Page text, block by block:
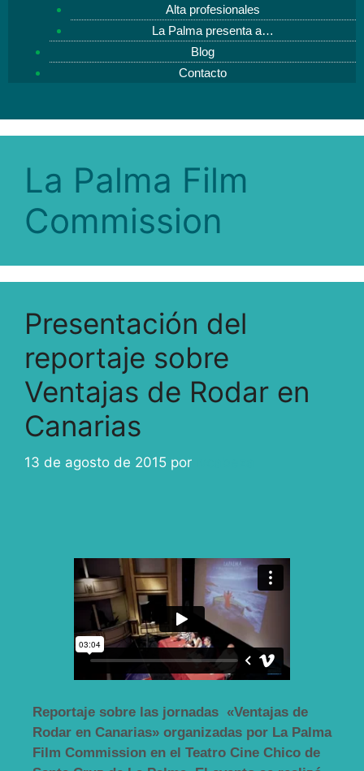
Alta profesionales
La Palma presenta a…
Blog
Contacto
La Palma Film
Commission
Presentación del
reportaje sobre
Ventajas de Rodar en
Canarias
13 de agosto de 2015 por
Reportaje sobre las jornadas «Ventajas de
Rodar en Canarias» organizadas por La Palma
Film Commission en el Teatro Cine Chico de